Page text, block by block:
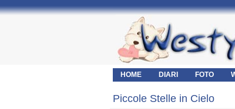
HOME DIARI FOTO
Piccole Stelle in Cielo